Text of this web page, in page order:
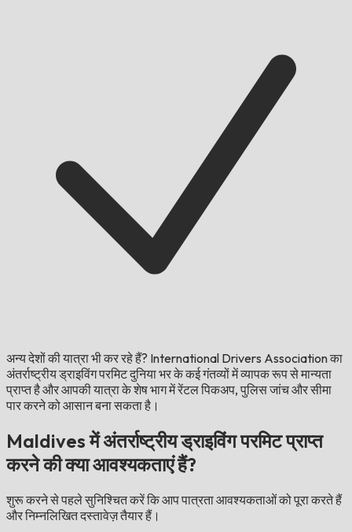
अन्य देशों की यात्रा भी कर रहे हैं? International Drivers Association का
अंतर्राष्ट्रीय ड्राइविंग परमिट दुनिया भर के कई गंतव्यों में व्यापक रूप से मान्यता
प्राप्त है और आपकी यात्रा के शेष भाग में रेंटल पिकअप, पुलिस जांच और सीमा
पार करने को आसान बना सकता है।
Maldives में अंतर्राष्ट्रीय ड्राइविंग परमिट प्राप्त
करने की क्या आवश्यकताएं हैं?
शुरू करने से पहले सुनिश्चित करें कि आप पात्रता आवश्यकताओं को पूरा करते हैं
और निम्नलिखित दस्तावेज़ तैयार हैं।